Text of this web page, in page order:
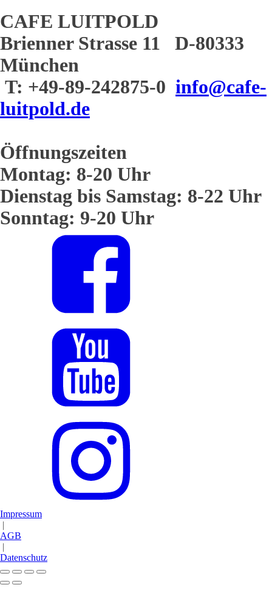
CAFE LUITPOLD
Brienner Strasse 11 D-80333
München
T: +49-89-242875-0 info@cafe-
luitpold.de
Öffnungszeiten
Montag: 8-20 Uhr
Dienstag bis Samstag: 8-22 Uhr
Sonntag: 9-20 Uhr
Impressum
|
AGB
|
Datenschutz